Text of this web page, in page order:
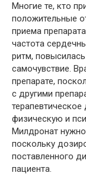
Многие те, кто
положительные
приема
частота
ритм,
самочувствие.
препарате,
с другими
физическую и
Милдронат
поскольку
поставленного
пациента.